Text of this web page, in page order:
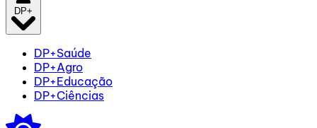
DP+
DP+Saúde
DP+Agro
DP+Educação
DP+Ciências